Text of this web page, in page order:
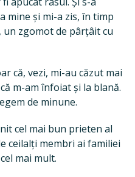
mine și mi-a zis, în timp
un zgomot de pârțâit cu
că, vezi, mi-au căzut mai
m-am înfoiat și la blană.
de minune.
cel mai bun prieten al
ceilalți membri ai familiei
mai mult.